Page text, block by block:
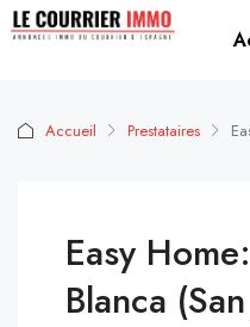
Accueil Prestataires
Easy
Blanca